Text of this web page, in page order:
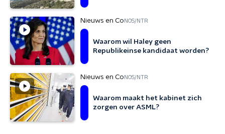
Nieuws en Co NOS/NTR
Waarom wil Haley geen
Republikeinse kandidaat worden?
Nieuws en Co NOS/NTR
Waarom maakt het kabinet zich
zorgen over ASML?